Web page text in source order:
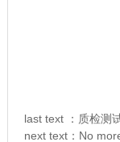
last text ： 质检测
next text：No